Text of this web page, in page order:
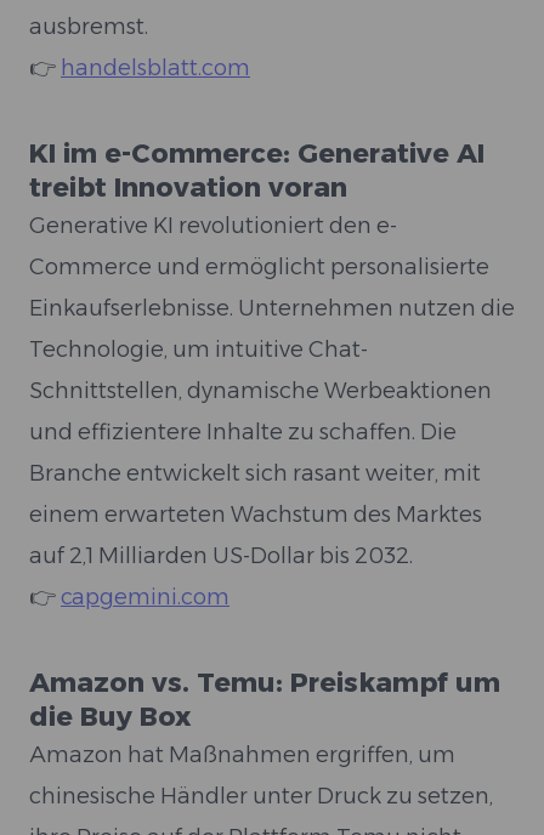
ausbremst.
👉 handelsblatt.com
KI im e-Commerce: Generative AI
treibt Innovation voran
Generative KI revolutioniert den e-
Commerce und ermöglicht personalisierte
Einkaufserlebnisse. Unternehmen nutzen die
Technologie, um intuitive Chat-
Schnittstellen, dynamische Werbeaktionen
und effizientere Inhalte zu schaffen. Die
Branche entwickelt sich rasant weiter, mit
einem erwarteten Wachstum des Marktes
auf 2,1 Milliarden US-Dollar bis 2032.
👉 capgemini.com
Amazon vs. Temu: Preiskampf um
die Buy Box
Amazon hat Maßnahmen ergriffen, um
chinesische Händler unter Druck zu setzen,